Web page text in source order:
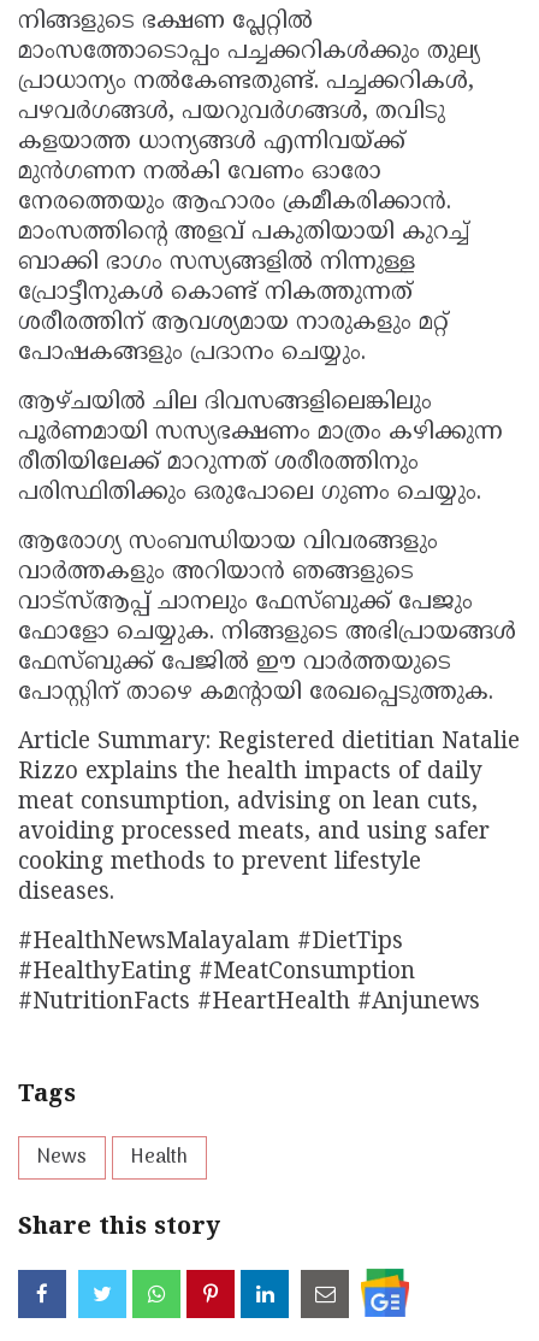
നിങ്ങളുടെ ഭക്ഷണ പ്ലേറ്റിൽ
മാംസത്തോടൊപ്പം പച്ചക്കറികൾക്കും തുല്യ
പ്രാധാന്യം നൽകേണ്ടതുണ്ട്. പച്ചക്കറികൾ,
പഴവർഗങ്ങൾ, പയറുവർഗങ്ങൾ, തവിടു
കളയാത്ത ധാന്യങ്ങൾ എന്നിവയ്ക്ക്
മുൻഗണന നൽകി വേണം ഓരോ
നേരത്തെയും ആഹാരം ക്രമീകരിക്കാൻ.
മാംസത്തിന്റെ അളവ് പകുതിയായി കുറച്ച്
ബാക്കി ഭാഗം സസ്യങ്ങളിൽ നിന്നുള്ള
പ്രോട്ടീനുകൾ കൊണ്ട് നികത്തുന്നത്
ശരീരത്തിന് ആവശ്യമായ നാരുകളും മറ്റ്
പോഷകങ്ങളും പ്രദാനം ചെയ്യും.
ആഴ്ചയിൽ ചില ദിവസങ്ങളിലെങ്കിലും
പൂർണമായി സസ്യഭക്ഷണം മാത്രം കഴിക്കുന്ന
രീതിയിലേക്ക് മാറുന്നത് ശരീരത്തിനും
പരിസ്ഥിതിക്കും ഒരുപോലെ ഗുണം ചെയ്യും.
ആരോഗ്യ സംബന്ധിയായ വിവരങ്ങളും
വാർത്തകളും അറിയാൻ ഞങ്ങളുടെ
വാട്സ്ആപ്പ് ചാനലും ഫേസ്ബുക്ക് പേജും
ഫോളോ ചെയ്യുക. നിങ്ങളുടെ അഭിപ്രായങ്ങൾ
ഫേസ്ബുക്ക് പേജിൽ ഈ വാർത്തയുടെ
പോസ്റ്റിന് താഴെ കമന്റായി രേഖപ്പെടുത്തുക.
Article Summary: Registered dietitian Natalie
Rizzo explains the health impacts of daily
meat consumption, advising on lean cuts,
avoiding processed meats, and using safer
cooking methods to prevent lifestyle
diseases.
#HealthNewsMalayalam #DietTips
#HealthyEating #MeatConsumption
#NutritionFacts #HeartHealth #Anjunews
Tags
News Health
Share this story